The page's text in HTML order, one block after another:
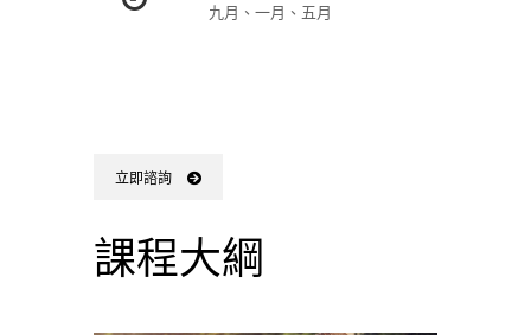
九月、一月、五月
立即諮詢
課程大綱